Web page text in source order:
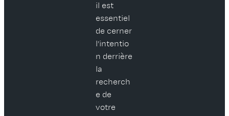
il est
essentiel
de cerner
l’intentio
n derrière
la
recherch
e de
votre